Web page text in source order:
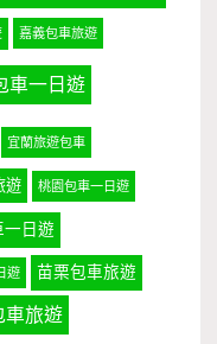
嘉義包車旅遊
車一日遊
宜蘭旅遊包車
遊 桃園包車一日遊
一日遊
遊 苗栗包車旅遊
車旅遊